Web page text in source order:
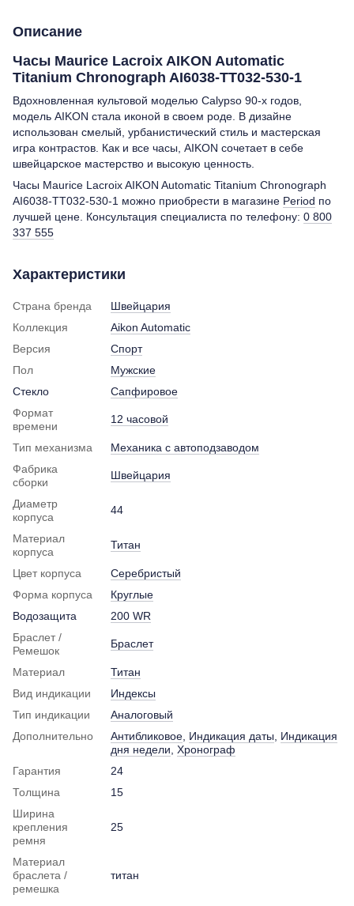
Описание
Часы Maurice Lacroix AIKON Automatic
Titanium Chronograph AI6038-TT032-530-1
Вдохновленная культовой моделью Calypso 90-х годов,
модель AIKON стала иконой в своем роде. В дизайне
использован смелый, урбанистический стиль и мастерская
игра контрастов. Как и все часы, AIKON сочетает в себе
швейцарское мастерство и высокую ценность.
Часы Maurice Lacroix AIKON Automatic Titanium Chronograph
AI6038-TT032-530-1 можно приобрести в магазине Period по
лучшей цене. Консультация специалиста по телефону: 0 800
337 555
Характеристики
Страна бренда
Швейцария
Коллекция
Aikon Automatic
Версия
Спорт
Пол
Мужские
Стекло
Сапфировое
Формат
времени
12 часовой
Тип механизма
Механика с автоподзаводом
Фабрика
сборки
Швейцария
Диаметр
корпуса
44
Материал
корпуса
Титан
Цвет корпуса
Серебристый
Форма корпуса
Круглые
Водозащита
200 WR
Браслет /
Ремешок
Браслет
Материал
Титан
Вид индикации
Индексы
Тип индикации
Аналоговый
Дополнительно
Антибликовое Индикация даты
Индикация
дня недели Хронограф
Гарантия
24
Толщина
15
Ширина
крепления
ремня
25
Материал
браслета /
ремешка
титан